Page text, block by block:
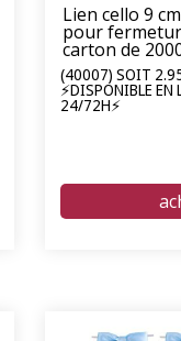
Lien cello 9
pour
carton de
(40007) SOIT
⚡DISPONIBLE EN
24/72H⚡